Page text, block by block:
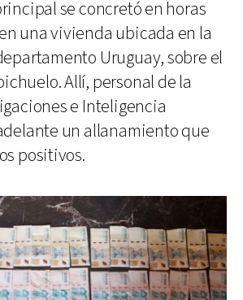
se concretó en horas
una vivienda ubicada en la
Uruguay, sobre el
Allí, personal de la
e Inteligencia
un allanamiento que
positivos.